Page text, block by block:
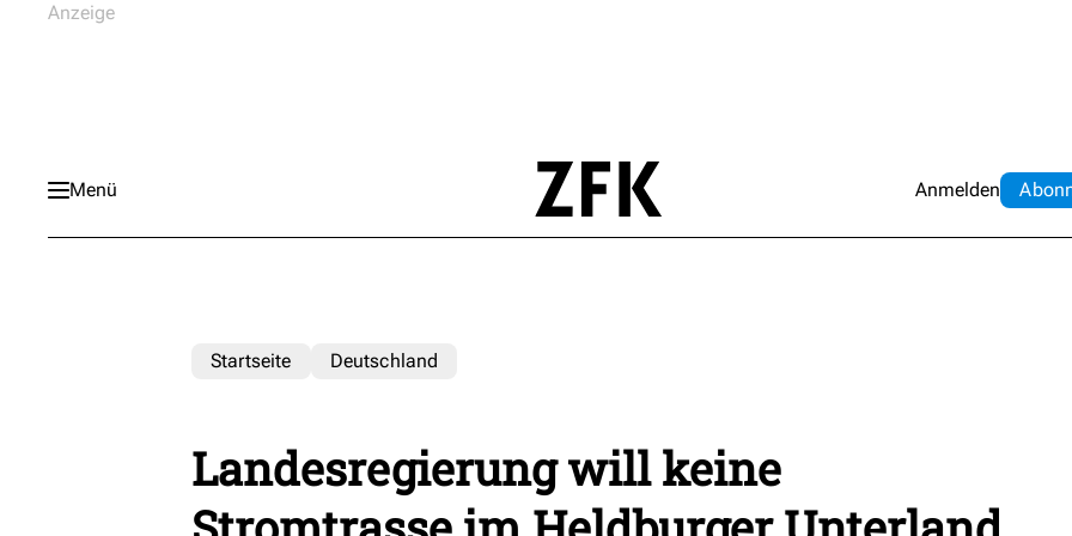
Menü Anmelden Abo
Startseite Deutschland
Landesregierung will keine